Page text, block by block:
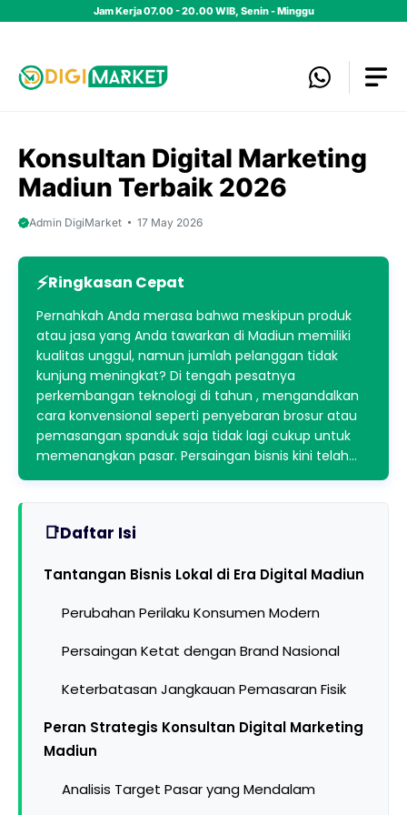
Jam Kerja 07.00 - 20.00 WIB, Senin - Minggu
Konsultan Digital Marketing
Madiun Terbaik 2026
Admin DigiMarket 17 May 2026
Ringkasan Cepat
Pernahkah Anda merasa bahwa meskipun produk
atau jasa yang Anda tawarkan di Madiun memiliki
kualitas unggul, namun jumlah pelanggan tidak
kunjung meningkat? Di tengah pesatnya
perkembangan teknologi di tahun , mengandalkan
cara konvensional seperti penyebaran brosur atau
pemasangan spanduk saja tidak lagi cukup untuk
memenangkan pasar. Persaingan bisnis kini telah…
Daftar Isi
Tantangan Bisnis Lokal di Era Digital Madiun
Perubahan Perilaku Konsumen Modern
Persaingan Ketat dengan Brand Nasional
Keterbatasan Jangkauan Pemasaran Fisik
Peran Strategis Konsultan Digital Marketing
Madiun
Analisis Target Pasar yang Mendalam